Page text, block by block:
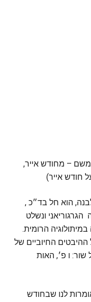
– מחודש אייר,
חודש אייר)
הוא חל בד״כ ,
ונשלט
הרומית.
החיוביים של
ו פ׳, האות
לנו שבחודש